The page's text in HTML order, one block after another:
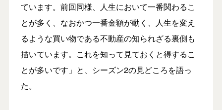
ています。前回同様、人生において一番関わるこ
とが多く、なおかつ一番金額が動く、人生を変え
るような買い物である不動産の知られざる裏側も
描いています。これを知って見ておくと得するこ
とが多いです」と、シーズン2の見どころを語っ
た。